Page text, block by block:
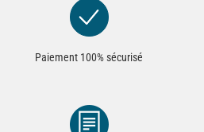
Paiement 100% sécurisé